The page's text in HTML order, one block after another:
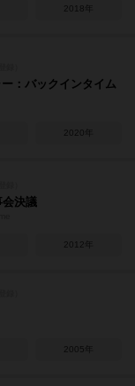
2018年
：バックインタイム
2020年
会決議
2012年
2005年